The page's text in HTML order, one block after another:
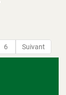
6 Suivant